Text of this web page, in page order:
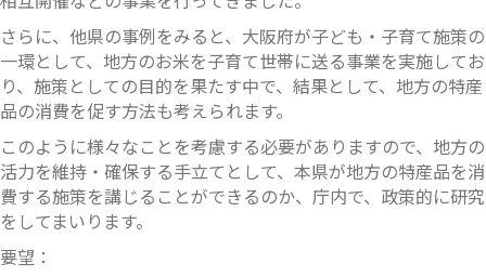
さらに、他県の事例をみると、大阪府が子ども・子育て施策の
一環として、地方のお米を子育て世帯に送る事業を実施してお
り、施策としての目的を果たす中で、結果として、地方の特産
品の消費を促す方法も考えられます。
このように様々なことを考慮する必要がありますので、地方の
活力を維持・確保する手立てとして、本県が地方の特産品を消
費する施策を講じることができるのか、庁内で、政策的に研究
をしてまいります。
要望：